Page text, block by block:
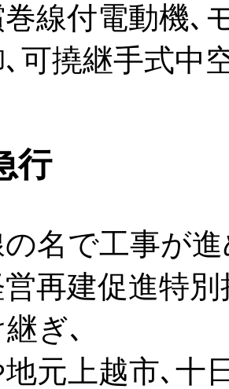
線付電動機､
可撓継手式中
行
名で工事が
営再建促進特
ぎ､
元上越市､十